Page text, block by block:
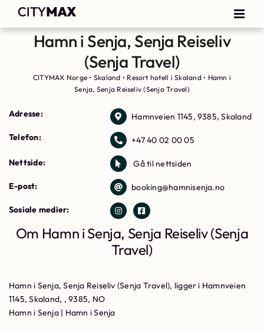
Hamn i Senja, Senja Reiseliv
(Senja Travel)
CITYMAX Norge • Skaland • Resort hotell i Skaland• Hamn i
Senja, Senja Reiseliv (Senja Travel)
Adresse:
Hamnveien 1145, 9385, Skaland
Telefon:
+47 40 02 00 05
Nettside: Gå til nettsiden
E-post: booking@hamnisenja.no
Sosiale medier:
Om Hamn i Senja, Senja Reiseliv (Senja
Travel)
Hamn i Senja, Senja Reiseliv (Senja Travel), ligger i Hamnveien
1145, Skaland, , 9385, NO
Hamn i Senja | Hamn i Senja